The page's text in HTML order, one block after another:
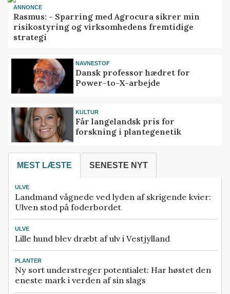
ANNONCE
Rasmus: - Sparring med Agrocura sikrer min
risikostyring og virksomhedens fremtidige
strategi
NAVNESTOF
Dansk professor hædret for
Power-to-X-arbejde
KULTUR
Får langelandsk pris for
forskning i plantegenetik
MEST LÆSTE SENESTE NYT
ULVE
Landmand vågnede ved lyden af skrigende kvier:
Ulven stod på foderbordet
ULVE
Lille hund blev dræbt af ulv i Vestjylland
PLANTER
Ny sort understreger potentialet: Har høstet den
eneste mark i verden af sin slags